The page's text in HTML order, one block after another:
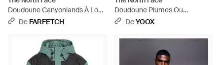
Doudoune Canyonlands À Logo
Imprimé - Noir
De FARFETCH
Doudoune Plumes Ou
Synthétique - Bleu
DeYOOX